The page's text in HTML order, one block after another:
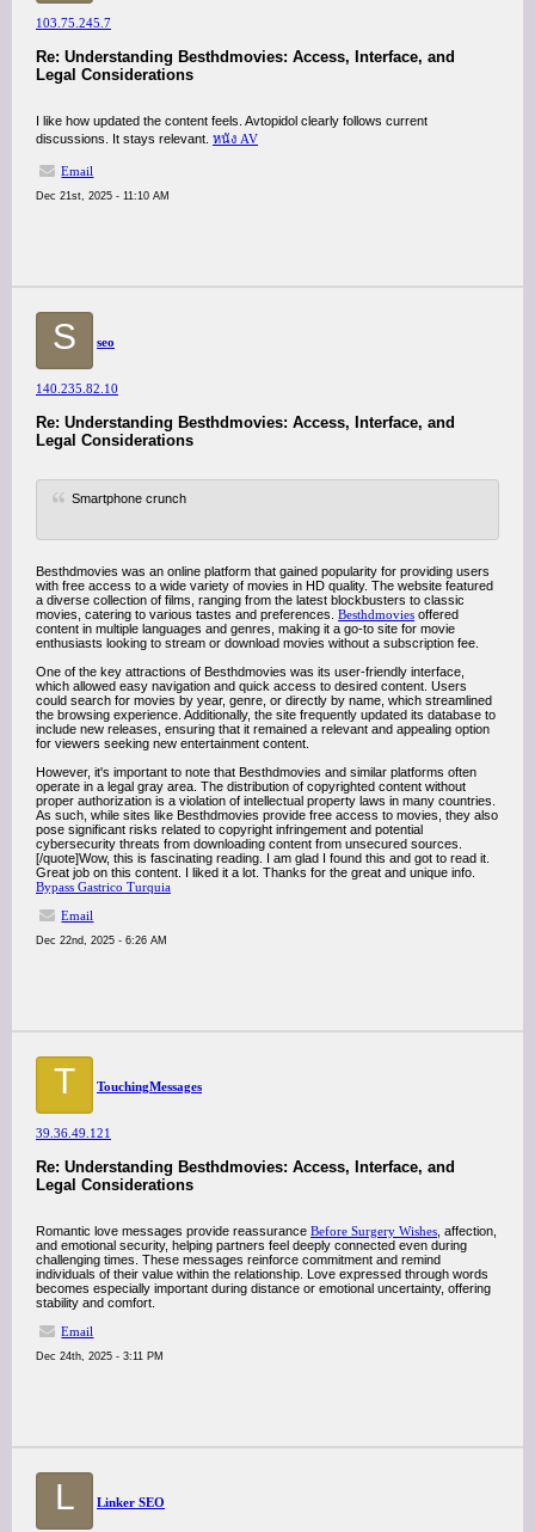
103.75.245.7
Re: Understanding Besthdmovies: Access, Interface, and
Legal Considerations
I like how updated the content feels. Avtopidol clearly follows current
discussions. It stays relevant. หนัง AV
Email
Dec 21st, 2025 - 11:10 AM
S seo
140.235.82.10
Re: Understanding Besthdmovies: Access, Interface, and
Legal Considerations
Smartphone crunch
Besthdmovies was an online platform that gained popularity for providing users
with free access to a wide variety of movies in HD quality. The website featured
a diverse collection of films, ranging from the latest blockbusters to classic
movies, catering to various tastes and preferences. Besthdmovies offered
content in multiple languages and genres, making it a go-to site for movie
enthusiasts looking to stream or download movies without a subscription fee.
One of the key attractions of Besthdmovies was its user-friendly interface,
which allowed easy navigation and quick access to desired content. Users
could search for movies by year, genre, or directly by name, which streamlined
the browsing experience. Additionally, the site frequently updated its database to
include new releases, ensuring that it remained a relevant and appealing option
for viewers seeking new entertainment content.
However, it's important to note that Besthdmovies and similar platforms often
operate in a legal gray area. The distribution of copyrighted content without
proper authorization is a violation of intellectual property laws in many countries.
As such, while sites like Besthdmovies provide free access to movies, they also
pose significant risks related to copyright infringement and potential
cybersecurity threats from downloading content from unsecured sources.
[/quote]Wow, this is fascinating reading. I am glad I found this and got to read it.
Great job on this content. I liked it a lot. Thanks for the great and unique info.
Bypass Gastrico Turquia
Email
Dec 22nd, 2025 - 6:26 AM
T TouchingMessages
39.36.49.121
Re: Understanding Besthdmovies: Access, Interface, and
Legal Considerations
Romantic love messages provide reassurance Before Surgery Wishes , affection,
and emotional security, helping partners feel deeply connected even during
challenging times. These messages reinforce commitment and remind
individuals of their value within the relationship. Love expressed through words
becomes especially important during distance or emotional uncertainty, offering
stability and comfort.
Email
Dec 24th, 2025 - 3:11 PM
L Linker SEO